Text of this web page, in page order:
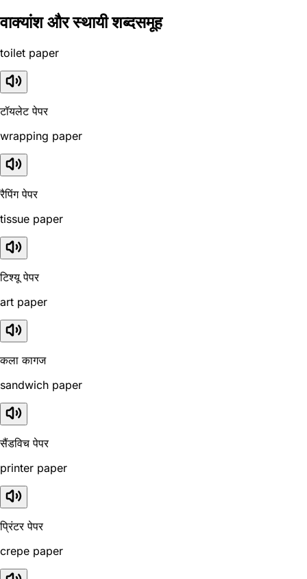
वाक्यांश और स्थायी शब्दसमूह
toilet paper
टॉयलेट पेपर
wrapping paper
रैपिंग पेपर
tissue paper
टिश्यू पेपर
art paper
कला कागज
sandwich paper
सैंडविच पेपर
printer paper
प्रिंटर पेपर
crepe paper